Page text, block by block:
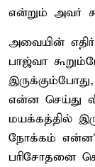
என்றும் அவர்
அவையின்
பாஜ்வா
என்ன செய்து
மயக்கத்தில்
நோக்கம்
பரிசோதனை